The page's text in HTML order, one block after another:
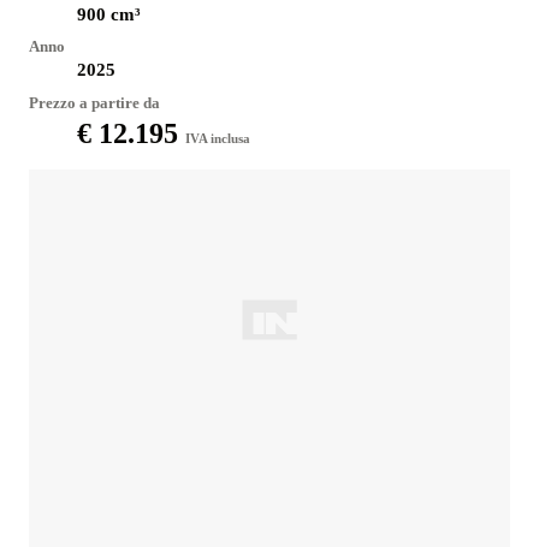
900 cm³
Anno
2025
Prezzo a partire da
€ 12.195 IVA inclusa